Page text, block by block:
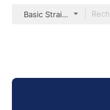
Basic Straight Lineal